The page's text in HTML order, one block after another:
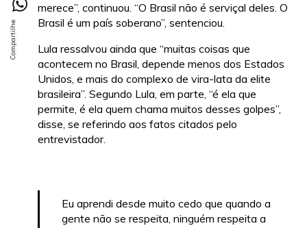
merece”, continuou. “O Brasil não é serviçal deles. O
Brasil é um país soberano”, sentenciou.
Lula ressalvou ainda que “muitas coisas que
acontecem no Brasil, depende menos dos Estados
Unidos, e mais do complexo de vira-lata da elite
brasileira”. Segundo Lula, em parte, “é ela que
permite, é ela quem chama muitos desses golpes”,
disse, se referindo aos fatos citados pelo
entrevistador.
Eu aprendi desde muito cedo que quando a
gente não se respeita, ninguém respeita a